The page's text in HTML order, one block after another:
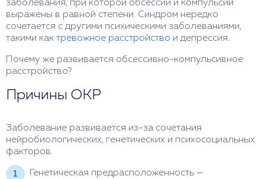
заболевания, при которой обсессии и компульсии
выражены в равной степени. Синдром нередко
сочетается с другими психическими заболеваниями,
такими как тревожное расстройство и депрессия.
Почему же развивается обсессивно-компульсивное
расстройство?
Причины ОКР
Заболевание развивается из-за сочетания
нейробиологических, генетических и психосоциальных
факторов.
Генетическая предрасположенность —